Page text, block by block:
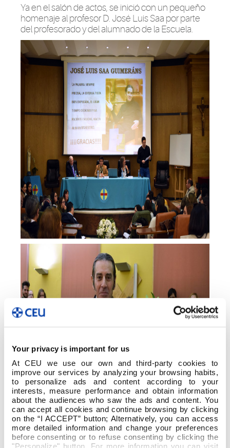
Your privacy is important for us
At CEU we use our own and third-party cookies to
improve our services by analyzing your browsing habits,
to personalize ads and content according to your
interests, measure performance and obtain information
about the audiences who saw the ads and content. You
can accept all cookies and continue browsing by clicking
on the “I ACCEPT” button; Alternatively, you can access
more detailed information and change your preferences
before consenting or to refuse consenting by clicking the
"Personalize" button. For more information you can visit
Ya en el salón de actos, se inició con un pequeño
homenaje al profesor D. José Luis Saa por parte
del profesorado y del alumnado de la Escuela.